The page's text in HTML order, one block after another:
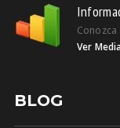
Ver
BLOG